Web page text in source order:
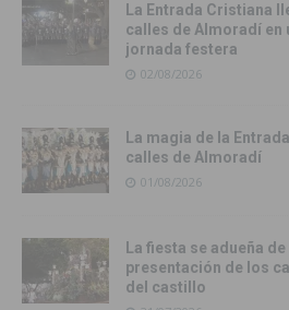
La Entrada Cristiana
calles de Almoradí en
jornada festera
02/08/2026
La magia de la
calles de Almoradí
01/08/2026
La fiesta se adueña
presentación de los
del castillo